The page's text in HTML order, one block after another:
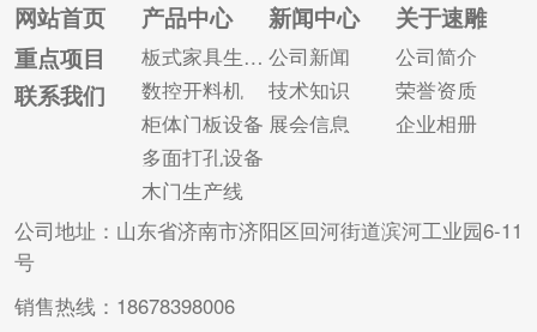
行非常的稳定。 工序
高度集中，一次装夹
可完成工件六个面的
打孔以及工件上、下
时，它分别输入到数
控开料机和数控六面
钻计算应用程序中。
(2)开料完成后，粘
网站首页
重点项目
联系我们
产品中心
板式家具生产线
数控开料机
柜体门板设备
多面打孔设备
木门生产线
新闻中心
公司新闻
技术知识
展会信息
关于速雕
公司简介
荣誉资质
企业相册
公司地址：山东省济南市济阳区回河街道滨河工业园6-11
号
销售热线：18678398006